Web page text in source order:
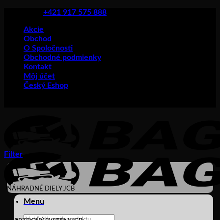
content
+421 917 575 888
Akcie
Obchod
O Spoločnosti
Obchodné podmienky
Kontakt
Môj účet
Český Eshop
Menu
Products
Filter
NÁHRADNÉ DIELY JCB